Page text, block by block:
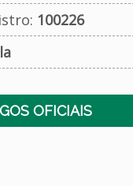
100226
OFICIAIS